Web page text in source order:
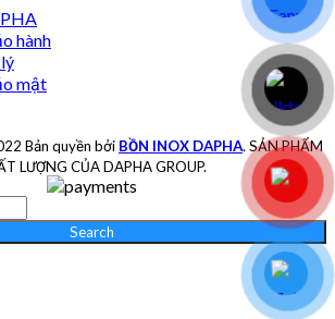
hành
mật
Bản quyền bởi BỒN INOX DAPHA. SẢN PHẨM
LƯỢNG CỦA DAPHA GROUP.
Search